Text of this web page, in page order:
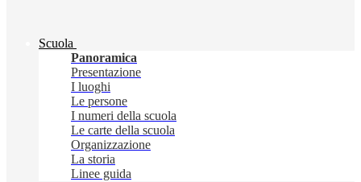
Scuola
Panoramica
Presentazione
I luoghi
Le persone
I numeri della scuola
Le carte della scuola
Organizzazione
La storia
Linee guida